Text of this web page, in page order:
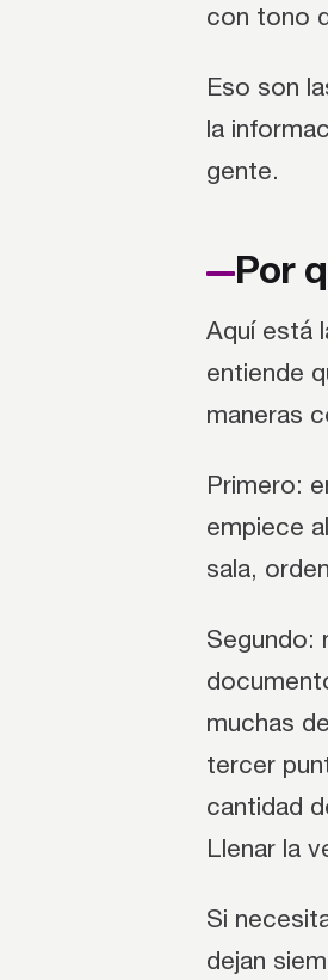
con tono
Eso son
la
gente.
Por
Aquí está
entiende
maneras
Primero:
empiece
sala,
Segundo:
muchas
tercer
cantidad
Llenar la
Si
dejan